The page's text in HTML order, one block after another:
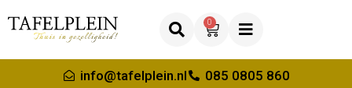
0
info@tafelplein.nl 085 0805 860